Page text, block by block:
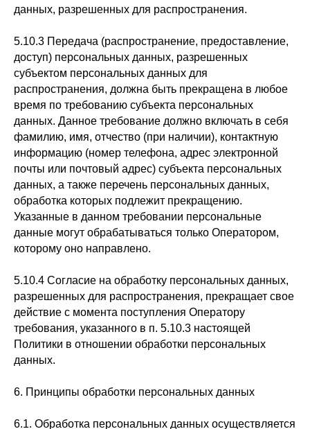
данных, разрешенных для распространения.
5.10.3 Передача (распространение, предоставление,
доступ) персональных данных, разрешенных
субъектом персональных данных для
распространения, должна быть прекращена в любое
время по требованию субъекта персональных
данных. Данное требование должно включать в себя
фамилию, имя, отчество (при наличии), контактную
информацию (номер телефона, адрес электронной
почты или почтовый адрес) субъекта персональных
данных, а также перечень персональных данных,
обработка которых подлежит прекращению.
Указанные в данном требовании персональные
данные могут обрабатываться только Оператором,
которому оно направлено.
5.10.4 Согласие на обработку персональных данных,
разрешенных для распространения, прекращает свое
действие с момента поступления Оператору
требования, указанного в п. 5.10.3 настоящей
Политики в отношении обработки персональных
данных.
6. Принципы обработки персональных данных
6.1. Обработка персональных данных осуществляется